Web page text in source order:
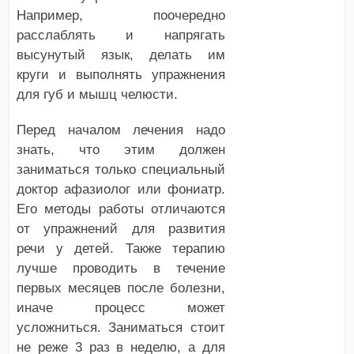
Например, поочередно
расслаблять и напрягать
высунутый язык, делать им
круги и выполнять упражнения
для губ и мышц челюсти.
Перед началом лечения надо
знать, что этим должен
заниматься только специальный
доктор афазиолог или фониатр.
Его методы работы отличаются
от упражнений для развития
речи у детей. Также терапию
лучше проводить в течение
первых месяцев после болезни,
иначе процесс может
усложниться. Заниматься стоит
не реже 3 раз в неделю, а для